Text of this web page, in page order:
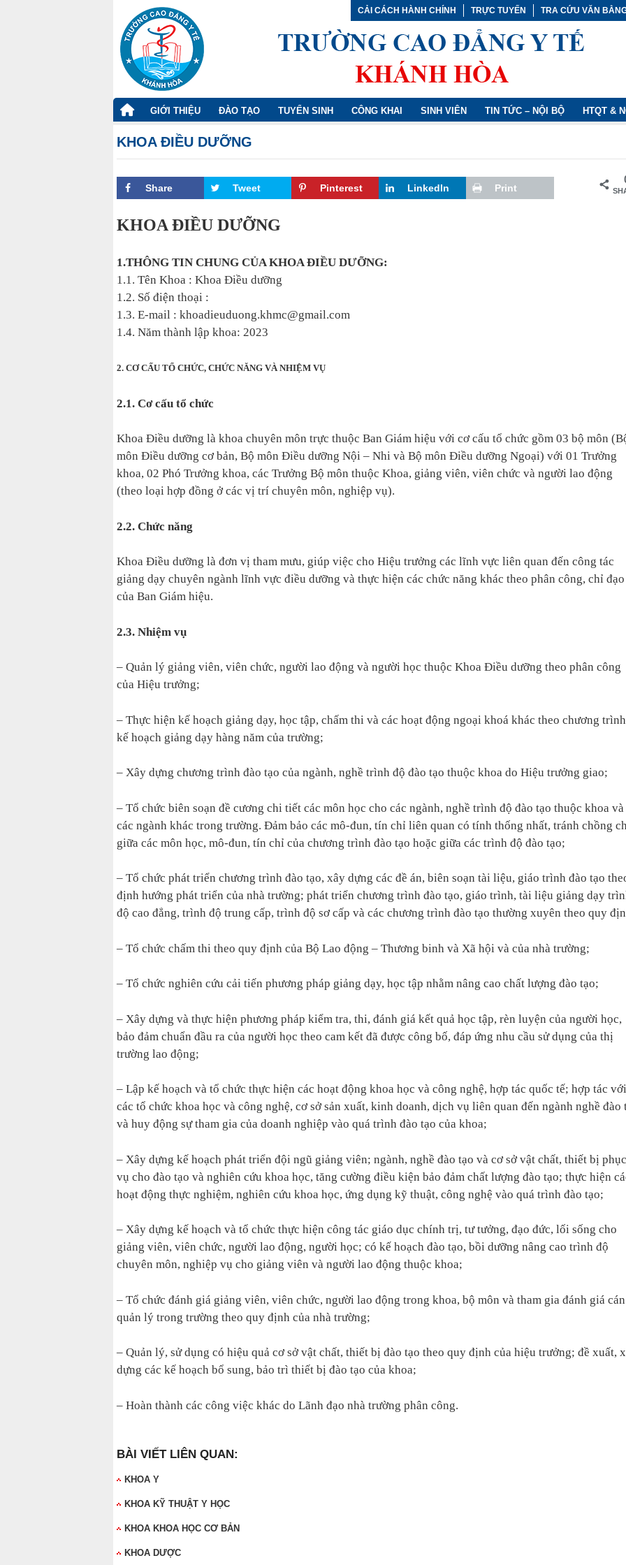
CẢI CÁCH HÀNH CHÍNH TRỰC TUYẾN TRA CỨU VĂN
TRANG
CHỦ
GIỚI THIỆU ĐÀO TẠO TUYỂN SINH CÔNG KHAI SINH VIÊN TIN TỨC – NỘI BỘ HTQT &
KHOA ĐIỀU DƯỠNG
Share Tweet Pinterest LinkedIn Print
KHOA ĐIỀU DƯỠNG
1.THÔNG TIN CHUNG CỦA KHOA ĐIỀU DƯỠNG:
1.1. Tên Khoa : Khoa Điều dưỡng
1.2. Số điện thoại :
1.3. E-mail : khoadieuduong.khmc@gmail.com
1.4. Năm thành lập khoa: 2023
2. CƠ CẤU TỔ CHỨC, CHỨC NĂNG VÀ NHIỆM VỤ
2.1. Cơ cấu tổ chức
Khoa Điều dưỡng là khoa chuyên môn trực thuộc Ban Giám hiệu với cơ cấu tổ chức gồm 03 bộ môn
môn Điều dưỡng cơ bản, Bộ môn Điều dưỡng Nội – Nhi và Bộ môn Điều dưỡng Ngoại) với 01 Trưởng
khoa, 02 Phó Trưởng khoa, các Trưởng Bộ môn thuộc Khoa, giảng viên, viên chức và người lao động
(theo loại hợp đồng ở các vị trí chuyên môn, nghiệp vụ).
2.2. Chức năng
Khoa Điều dưỡng là đơn vị tham mưu, giúp việc cho Hiệu trưởng các lĩnh vực liên quan đến công tác
giảng dạy chuyên ngành lĩnh vực điều dưỡng và thực hiện các chức năng khác theo phân công, chỉ đạo
của Ban Giám hiệu.
2.3. Nhiệm vụ
– Quản lý giảng viên, viên chức, người lao động và người học thuộc Khoa Điều dưỡng theo phân công
của Hiệu trưởng;
– Thực hiện kế hoạch giảng dạy, học tập, chấm thi và các hoạt động ngoại khoá khác theo chương
kế hoạch giảng dạy hàng năm của trường;
– Xây dựng chương trình đào tạo của ngành, nghề trình độ đào tạo thuộc khoa do Hiệu trưởng giao;
– Tổ chức biên soạn đề cương chi tiết các môn học cho các ngành, nghề trình độ đào tạo thuộc khoa và
các ngành khác trong trường. Đảm bảo các mô-đun, tín chỉ liên quan có tính thống nhất, tránh chồng
giữa các môn học, mô-đun, tín chỉ của chương trình đào tạo hoặc giữa các trình độ đào tạo;
– Tổ chức phát triển chương trình đào tạo, xây dựng các đề án, biên soạn tài liệu, giáo trình đào tạo
định hướng phát triển của nhà trường; phát triển chương trình đào tạo, giáo trình, tài liệu giảng dạy
độ cao đẳng, trình độ trung cấp, trình độ sơ cấp và các chương trình đào tạo thường xuyên theo quy
– Tổ chức chấm thi theo quy định của Bộ Lao động – Thương binh và Xã hội và của nhà trường;
– Tổ chức nghiên cứu cải tiến phương pháp giảng dạy, học tập nhằm nâng cao chất lượng đào tạo;
– Xây dựng và thực hiện phương pháp kiểm tra, thi, đánh giá kết quả học tập, rèn luyện của người học,
bảo đảm chuẩn đầu ra của người học theo cam kết đã được công bố, đáp ứng nhu cầu sử dụng của thị
trường lao động;
– Lập kế hoạch và tổ chức thực hiện các hoạt động khoa học và công nghệ, hợp tác quốc tế; hợp tác với
các tổ chức khoa học và công nghệ, cơ sở sản xuất, kinh doanh, dịch vụ liên quan đến ngành nghề đào
và huy động sự tham gia của doanh nghiệp vào quá trình đào tạo của khoa;
– Xây dựng kế hoạch phát triển đội ngũ giảng viên; ngành, nghề đào tạo và cơ sở vật chất, thiết bị phục
vụ cho đào tạo và nghiên cứu khoa học, tăng cường điều kiện bảo đảm chất lượng đào tạo; thực hiện
hoạt động thực nghiệm, nghiên cứu khoa học, ứng dụng kỹ thuật, công nghệ vào quá trình đào tạo;
– Xây dựng kế hoạch và tổ chức thực hiện công tác giáo dục chính trị, tư tưởng, đạo đức, lối sống cho
giảng viên, viên chức, người lao động, người học; có kế hoạch đào tạo, bồi dưỡng nâng cao trình độ
chuyên môn, nghiệp vụ cho giảng viên và người lao động thuộc khoa;
– Tổ chức đánh giá giảng viên, viên chức, người lao động trong khoa, bộ môn và tham gia đánh giá
quản lý trong trường theo quy định của nhà trường;
– Quản lý, sử dụng có hiệu quả cơ sở vật chất, thiết bị đào tạo theo quy định của hiệu trưởng; đề xuất,
dựng các kế hoạch bổ sung, bảo trì thiết bị đào tạo của khoa;
– Hoàn thành các công việc khác do Lãnh đạo nhà trường phân công.
BÀI VIẾT LIÊN QUAN:
KHOA Y
KHOA KỸ THUẬT Y HỌC
KHOA KHOA HỌC CƠ BẢN
KHOA DƯỢC